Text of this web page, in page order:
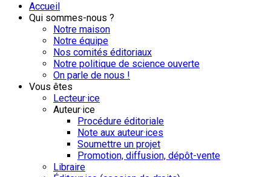
Accueil
Qui sommes-nous ?
Notre maison
Notre équipe
Nos comités éditoriaux
Notre politique de science ouverte
On parle de nous !
Vous êtes
Lecteur·ice
Auteur·ice
Procédure éditoriale
Note aux auteur·ices
Soumettre un projet
Promotion, diffusion, dépôt-vente
Libraire